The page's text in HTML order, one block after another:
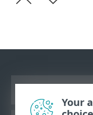
Your